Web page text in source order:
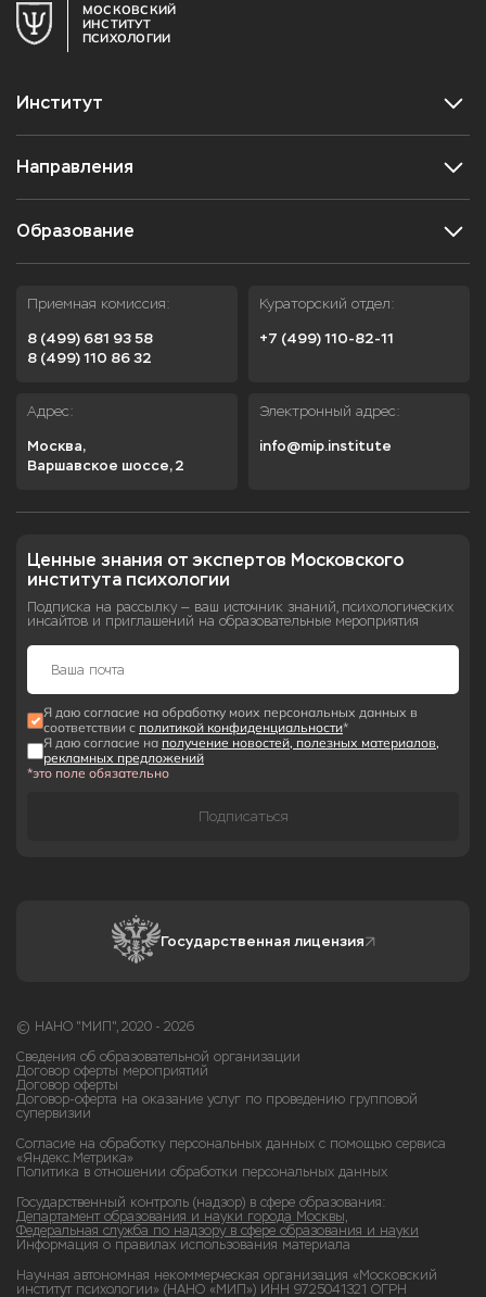
МОСКОВСКИЙ
ИНСТИТУТ
ПСИХОЛОГИИ
Институт
Направления
Образование
Приемная комиссия:
8 (499) 681 93 58
8 (499) 110 86 32
Кураторский отдел:
+7 (499) 110-82-11
Адрес:
Москва,
Варшавское шоссе, 2
Электронный адрес:
info@mip.institute
Ценные знания от экспертов Московского
института психологии
Подписка на рассылку — ваш источник знаний, психологических
инсайтов и приглашений на образовательные мероприятия
Я даю согласие на обработку моих персональных данных в
соответствии с политикой конфиденциальности*
Я даю согласие на получение новостей, полезных материалов,
рекламных предложений
*это поле обязательно
Подписаться
Государственная лицензия
© НАНО "МИП", 2020 - 2026
Сведения об образовательной организации
Договор оферты мероприятий
Договор оферты
Договор-оферта на оказание услуг по проведению групповой
супервизии
Согласие на обработку персональных данных с помощью сервиса
«Яндекс.Метрика»
Политика в отношении обработки персональных данных
Государственный контроль (надзор) в сфере образования:
Департамент образования и науки города Москвы,
Федеральная служба по надзору в сфере образования и науки
Информация о правилах использования материала
Научная автономная некоммерческая организация «Московский
институт психологии» (НАНО «МИП») ИНН 9725041321 ОГРН